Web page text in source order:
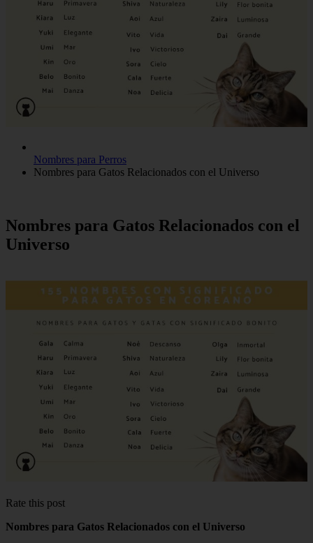
Nombres para Perros
Nombres para Gatos Relacionados con el Universo
Nombres para Gatos Relacionados con el
Universo
Rate this post
Nombres para Gatos Relacionados con el Universo